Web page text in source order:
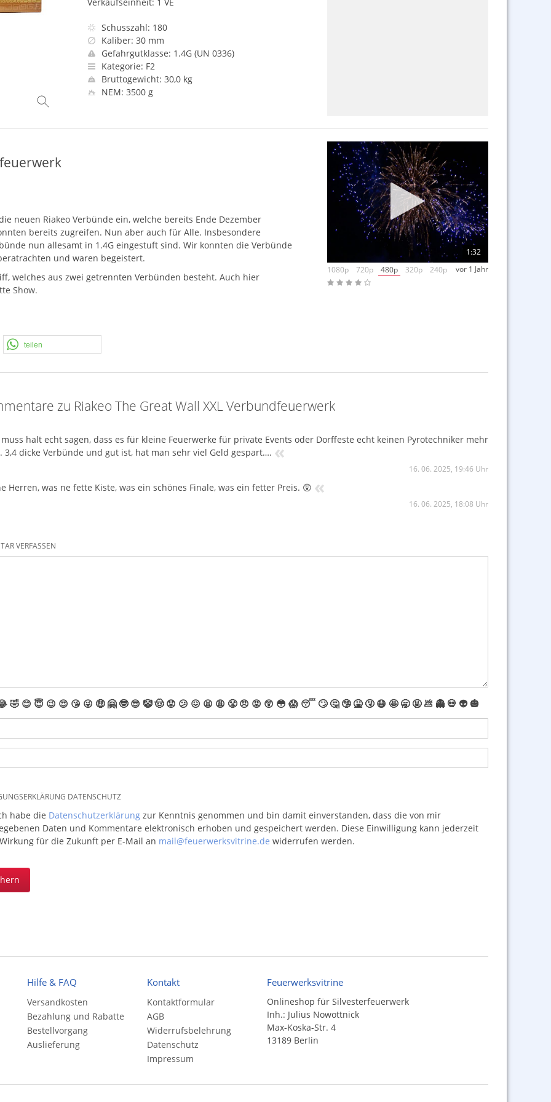
Schusszahl: 180
Kaliber: 30 mm
Gefahrgutklasse: 1.4G (UN 0336)
Kategorie: F2
Bruttogewicht: 30,0 kg
NEM: 3500 g
neuen Riakeo Verbünde ein, welche bereits Ende Dezember
bereits zugreifen. Nun aber auch für Alle. Insbesondere
nun allesamt in 1.4G eingestuft sind. Wir konnten die Verbünde
und waren begeistert.
welches aus zwei getrennten Verbünden besteht. Auch hier
Show.
mit den typischen Riakeo Leuchtsternen. Begleitet mit roten
einen weitere Ghosteffekte und ein großes Goldfinale mit
teilen
1:32
1080p
720p 480p 320p 240p vor 1 Jahr
zu Riakeo The Great Wall XXL Verbundfeuerwerk
halt echt sagen, dass es für kleine Feuerwerke für private Events oder Dorffeste echt keinen Pyrotechniker mehr
3,4 dicke Verbünde und gut ist, hat man sehr viel Geld gespart…. «
16. 06. 2025, 19:46 Uhr
Herren, was ne fette Kiste, was ein schönes Finale, was ein fetter Preis. 😲 «
16. 06. 2025, 18:08 Uhr
VERFASSEN
🤣 😊 😇 😉 😍 😘 😜 🤑 🤗 🤓 😎 🤡🤠 😟 😕 😖 😫 😩 😤 😠 😡 😲 😳 😱 😴 🙄 🤔 🤥 🤮 🤧 😷 🤩 🥱 🤬 💩 👻 💀 👽 🎃
DATENSCHUTZ
habe die Datenschutzerklärungzur Kenntnis genommen und bin damit einverstanden, dass die von mir
Daten und Kommentare elektronisch erhoben und gespeichert werden. Diese Einwilligung kann jederzeit
für die Zukunft per E-Mail an mail@feuerwerksvitrine.de widerrufen werden.
Hilfe & FAQ
Versandkosten
Bezahlung und Rabatte
Bestellvorgang
Auslieferung
Kontakt
Kontaktformular
AGB
Widerrufsbelehrung
Datenschutz
Impressum
Feuerwerksvitrine
Onlineshop für Silvesterfeuerwerk
Inh.: Julius Nowottnick
Max-Koska-Str. 4
13189 Berlin